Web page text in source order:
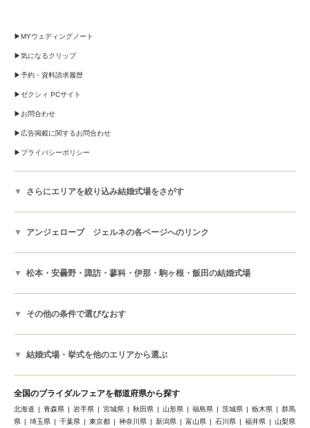
MYウェディングノート
気になるクリップ
予約・資料請求履歴
ゼクシィ PCサイト
お問合わせ
広告掲載に関するお問合わせ
プライバシーポリシー
さらにエリアを絞り込み結婚式場をさがす
アンジェローブ ジェルネの各ページへのリンク
松本・安曇野・諏訪・蓼科・伊那・駒ヶ根・飯田の結婚式場
その他の条件で選びなおす
結婚式場・挙式を他のエリアから選ぶ
全国のブライダルフェアを都道府県から探す
北海道 青森県 岩手県 宮城県 秋田県 山形県 福島県 茨城県 栃木県
群馬
県
埼玉県 千葉県 東京都 神奈川県 新潟県 富山県 石川県 福井県 山梨県